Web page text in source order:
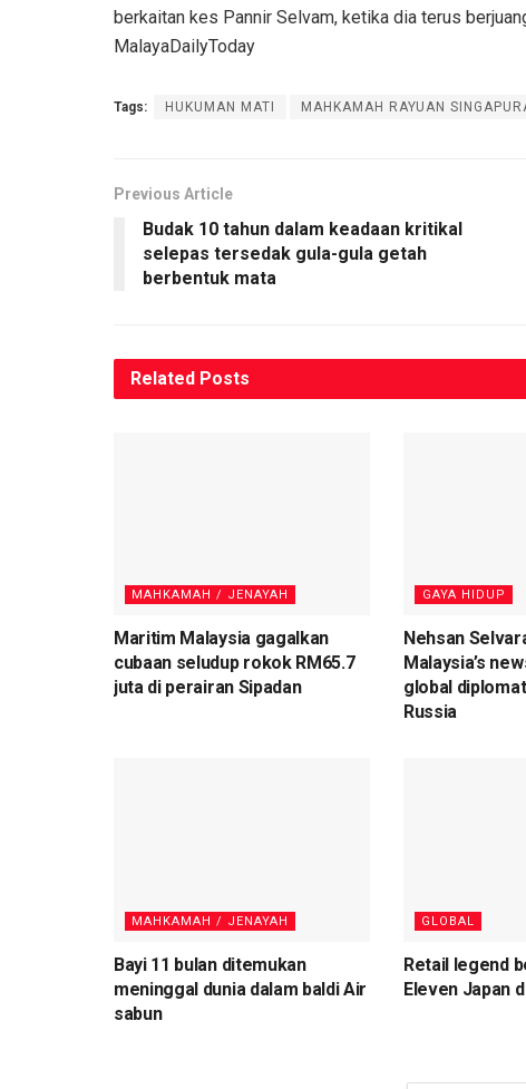
berkaitan kes Pannir Selvam, ketika dia terus
MalayaDailyToday
Tags: HUKUMAN MATI MAHKAMAH RAYUAN
Previous Article
Budak 10 tahun dalam keadaan kritikal
selepas tersedak gula-gula getah
berbentuk mata
Related Posts
MAHKAMAH / JENAYAH
Maritim Malaysia gagalkan
cubaan seludup rokok RM65.7
juta di perairan Sipadan
⁠GAYA HIDUP
Nehsan
Malaysia’s
global
Russia
MAHKAMAH / JENAYAH
Bayi 11 bulan ditemukan
meninggal dunia dalam baldi Air
sabun
GLOBAL
Retail legend
Eleven Japan